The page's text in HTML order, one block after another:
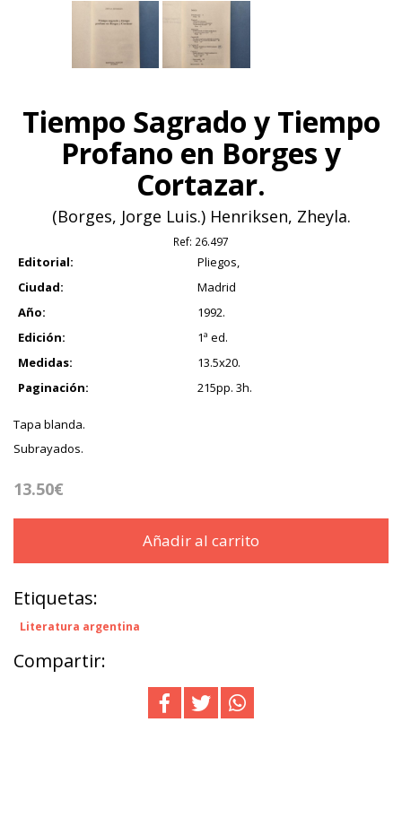
Tiempo Sagrado y Tiempo
Profano en Borges y
Cortazar.
(Borges, Jorge Luis.) Henriksen, Zheyla.
Ref: 26.497
Editorial:
Pliegos,
Ciudad:
Madrid
Año:
1992.
Edición:
1ª ed.
Medidas:
13.5x20.
Paginación:
215pp. 3h.
Tapa blanda.
Subrayados.
13.50€
Añadir al carrito
Etiquetas:
Literatura argentina
Compartir: